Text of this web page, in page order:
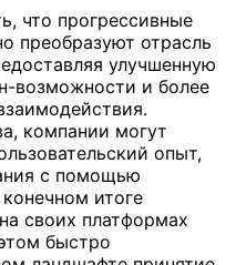
что прогрессивные
преобразуют отрасль
улучшенную
возможности и более
компании могут
опыт,
с помощью
итоге
своих платформах
быстро